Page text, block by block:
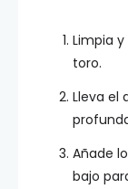
Limpia
toro.
Lleva el
Añade
bajo